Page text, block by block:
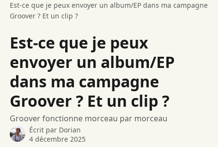
Est-ce que je peux envoyer un album/EP dans ma campagne
Groover ? Et un clip ?
Est-ce que je peux
envoyer un album/EP
dans ma campagne
Groover ? Et un clip ?
Groover fonctionne morceau par morceau
Écrit par Dorian
4 décembre 2025